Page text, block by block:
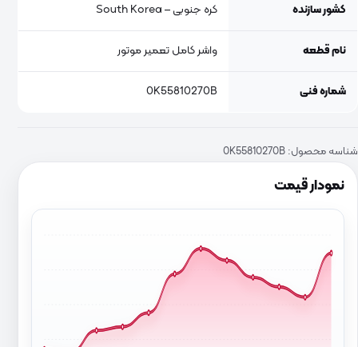
نمودار قیمت
کشور سازنده کره جنوبی – South Korea
نام قطعه واشر کامل تعمیر موتور
شماره فنی 0K55810270B
شناسه محصول: 0K55810270B